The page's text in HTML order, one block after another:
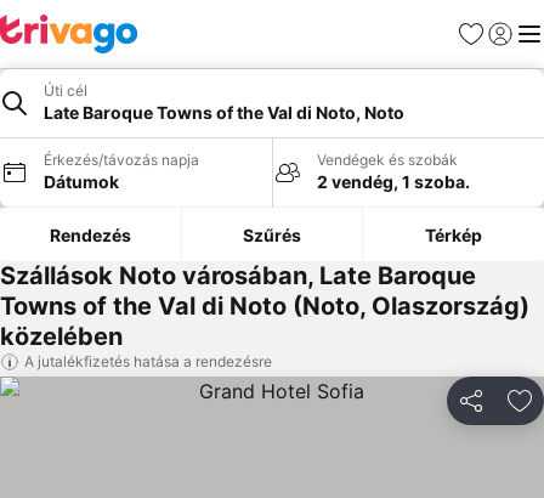
Kedvencek
Úti cél
Late Baroque Towns of the Val di Noto, Noto
Érkezés/távozás napja
Dátumok
Vendégek és szobák
2 vendég, 1 szoba.
Rendezés Szűrés Térkép
Szállások Noto városában, Late Baroque
Towns of the Val di Noto (Noto, Olaszország)
közelében
A jutalékfizetés hatása a rendezésre